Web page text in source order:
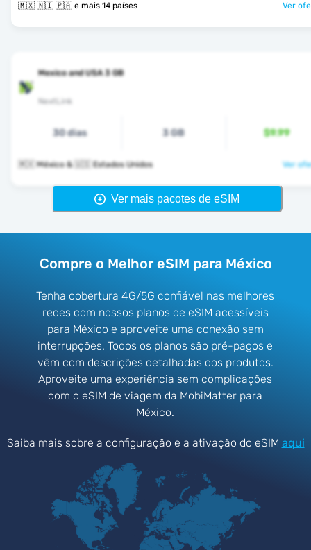
🇲🇽 🇳🇮 🇵🇦 e mais 14 países Ver
Mexico and USA 3 GB
NextLink
30 dias 3 GB $9.99
🇲🇽 México & 🇺🇸 Estados Unidos Ver
Ver mais pacotes de eSIM
Compre o Melhor eSIM para México
Tenha cobertura 4G/5G confiável nas melhores
redes com nossos planos de eSIM acessíveis
para México e aproveite uma conexão sem
interrupções. Todos os planos são pré-pagos e
vêm com descrições detalhadas dos produtos.
Aproveite uma experiência sem complicações
com o eSIM de viagem da MobiMatter para
México.
Saiba mais sobre a configuração e a ativação do eSIM aqui